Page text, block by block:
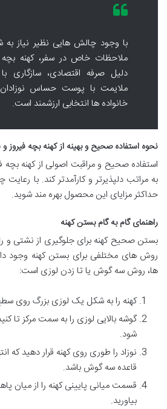
با وجود چالش هایی نظیر نیاز
ملاحظات خاص در سفر، کهنه بچه
دلیل صرفه اقتصادی،
ملایمت با پوست حساس
خانواده ها انتخابی ارزشمند است.
نحوه استفاده صحیح و بهینه از کهنه بچه فیروز
استفاده صحیح و مراقبت اصولی از کهنه بچه
به مراتب دلپذیرتر و کارآمدتر کند. با رعایت
حداکثر مزایای این محصول بهره مند شوید.
راهنمای گام به گام بستن کهنه
بستن صحیح کهنه برای جلوگیری از نشتی و
روش های مختلفی برای بستن کهنه وجود
ها، روش سه گوش یا تا زدن لوزی است:
کهنه را به شکل یک لوزی بزرگ روی
گوشه بالایی لوزی را به سمت مرکز تا
شود.
نوزاد را طوری روی کهنه قرار دهید که
قاعده سه گوش باشد.
قسمت میانی پایینی کهنه را از میان
بیاورید.